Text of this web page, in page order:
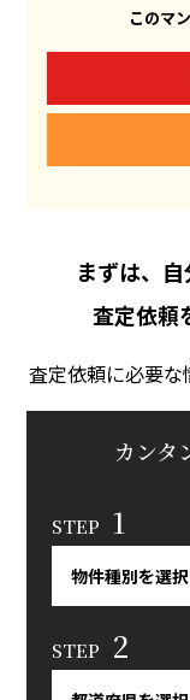
このマ
まずは、
査定依頼
査定依頼に必要な
カンタ
STEP 1
STEP 2